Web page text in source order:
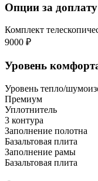
Опции за
Комплект
9000 ₽
Уровень
Уровень тепло/
Премиум
Уплотнитель
3 контура
Заполнение полотна
Базальтовая плита
Заполнение рамы
Базальтовая плита